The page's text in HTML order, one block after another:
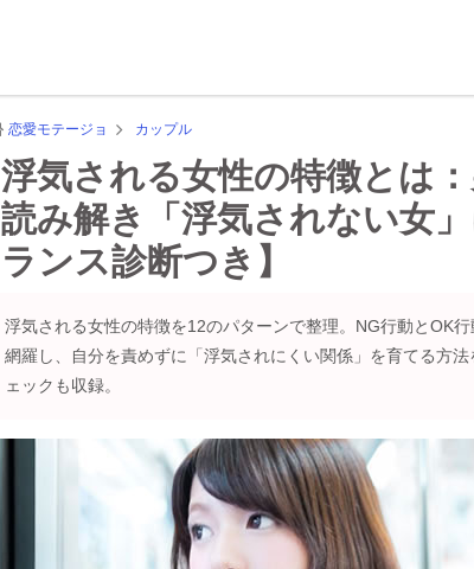
恋愛モテージョ カップル
浮気される女性の特徴とは
読み解き「浮気されない女
ランス診断つき】
浮気される女性の特徴を12のパターンで整理。NG行動とOK
網羅し、自分を責めずに「浮気されにくい関係」を育てる方
ェックも収録。